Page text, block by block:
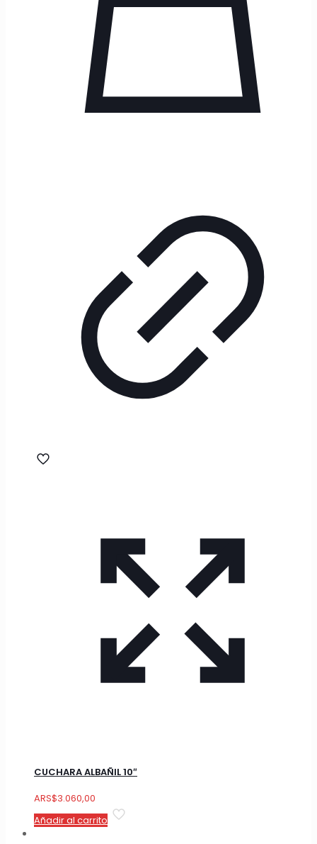
CUCHARA ALBAÑIL 10″
ARS$3.060,00
Añadir al carrito